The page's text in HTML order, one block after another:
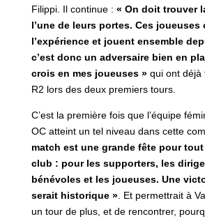
Filippi. Il continue : « On doit trouver
l’une de leurs portes. Ces joueuses
l’expérience et jouent ensemble
c’est donc un adversaire bien en
crois en mes joueuses » qui ont déjà
R2 lors des deux premiers tours.
C’est la première fois que l’équipe
OC atteint un tel niveau dans cette
match est une grande fête pour
club : pour les supporters, les
bénévoles et les joueuses. Une
serait historique ». Et permettrait à
un tour de plus, et de rencontrer,